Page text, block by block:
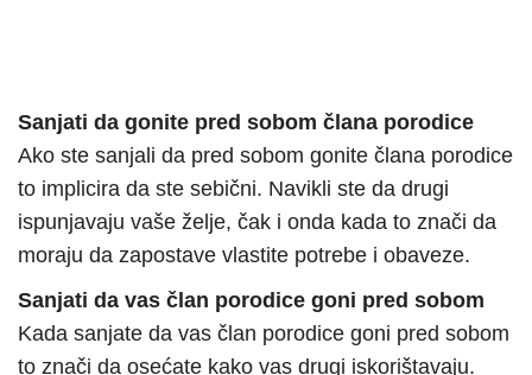
Sanjati da gonite pred sobom člana porodice
Ako ste sanjali da pred sobom gonite člana porodice
to implicira da ste sebični. Navikli ste da drugi
ispunjavaju vaše želje, čak i onda kada to znači da
moraju da zapostave vlastite potrebe i obaveze.
Sanjati da vas član porodice goni pred sobom
Kada sanjate da vas član porodice goni pred sobom
to znači da osećate kako vas drugi iskorištavaju.